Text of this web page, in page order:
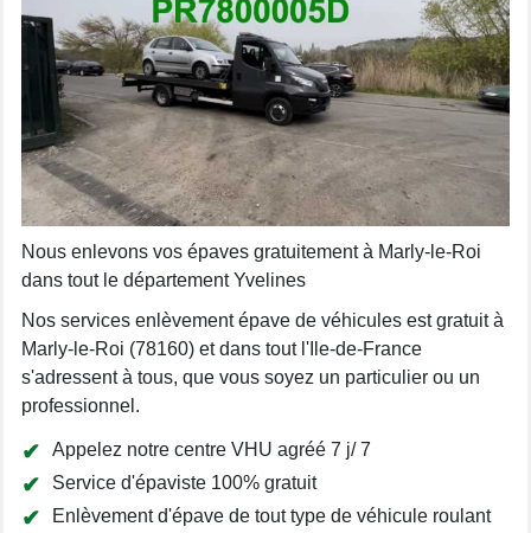
Nous enlevons vos épaves gratuitement à Marly-le-Roi
dans tout le département Yvelines
Nos services enlèvement épave de véhicules est gratuit à
Marly-le-Roi (78160) et dans tout l'Ile-de-France
s'adressent à tous, que vous soyez un particulier ou un
professionnel.
Appelez notre centre VHU agréé 7 j/ 7
Service d'épaviste 100% gratuit
Enlèvement d'épave de tout type de véhicule roulant